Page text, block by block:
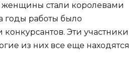
стали королевами
годы работы было
Эти участники
из них все еще находятся